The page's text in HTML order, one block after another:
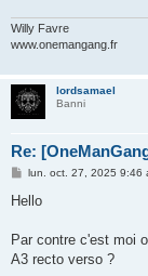
Willy Favre
www.onemangang.fr
lordsamael
Banni
Re:
M
s
g
lun. oct. 27, 2025 9:46
Hello
Par contre c'est moi
A3 recto verso ?